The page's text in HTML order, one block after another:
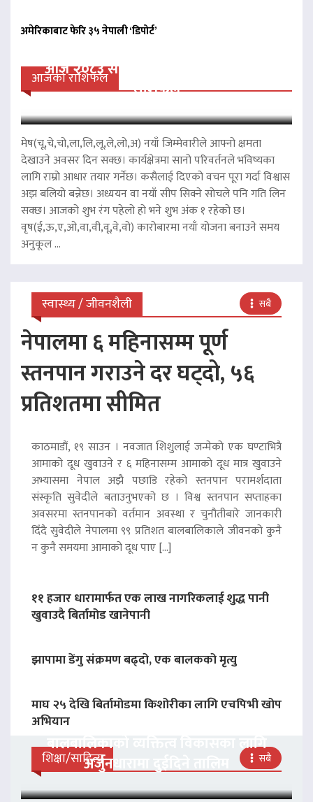
अमेरिकाबाट फेरि ३५ नेपाली ‘डिपोर्ट’
आजको राशिफल
आज २०८३ साल साउन २३ गते शनिवारको
राशिफल
मेष(चू,चे,चो,ला,लि,लू,ले,लो,अ) नयाँ जिम्मेवारीले आफ्नो क्षमता
देखाउने अवसर दिन सक्छ। कार्यक्षेत्रमा सानो परिवर्तनले भविष्यका
लागि राम्रो आधार तयार गर्नेछ। कसैलाई दिएको वचन पूरा गर्दा विश्वास
अझ बलियो बन्नेछ। अध्ययन वा नयाँ सीप सिक्ने सोचले पनि गति लिन
सक्छ। आजको शुभ रंग पहेलो हो भने शुभ अंक १ रहेको छ।
वृष(ई,ऊ,ए,ओ,वा,वी,वू,वे,वो) कारोबारमा नयाँ योजना बनाउने समय
अनुकूल ...
स्वास्थ्य / जीवनशैली सबै
नेपालमा ६ महिनासम्म पूर्ण
स्तनपान गराउने दर घट्दो, ५६
प्रतिशतमा सीमित
काठमाडौं, १९ साउन । नवजात शिशुलाई जन्मेको एक घण्टाभित्रै
आमाको दूध खुवाउने र ६ महिनासम्म आमाको दूध मात्र खुवाउने
अभ्यासमा नेपाल अझै पछाडि रहेको स्तनपान परामर्शदाता
संस्कृति सुवेदीले बताउनुभएको छ । विश्व स्तनपान सप्ताहका
अवसरमा स्तनपानको वर्तमान अवस्था र चुनौतीबारे जानकारी
दिँदै सुवेदीले नेपालमा ९९ प्रतिशत बालबालिकाले जीवनको कुनै
न कुनै समयमा आमाको दूध पाए […]
११ हजार धारामार्फत एक लाख नागरिकलाई शुद्ध पानी
खुवाउदै बिर्तामोड खानेपानी
झापामा डेंगु संक्रमण बढ्दो, एक बालकको मृत्यु
माघ २५ देखि बिर्तामोडमा किशोरीका लागि एचपिभी खोप
अभियान
शिक्षा/साहित्य सबै
बालबालिकाको व्यक्तित्व विकासका लागि
अर्जुनधारामा दुईदिने तालिम